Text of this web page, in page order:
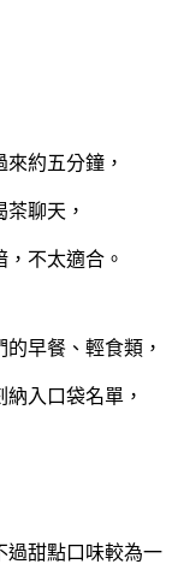
約五分鐘，
聊天，
不太適合。
早餐、輕食類，
入口袋名單，
過甜點口味較為一